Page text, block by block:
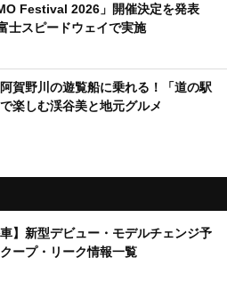
Festival 2026」開催決定を発表
士スピードウェイで実施
阿賀野川の遊覧船に乗れる！「道の駅
楽しむ渓谷美と地元グルメ
車】新型デビュー・モデルチェンジ予
ープ・リーク情報一覧